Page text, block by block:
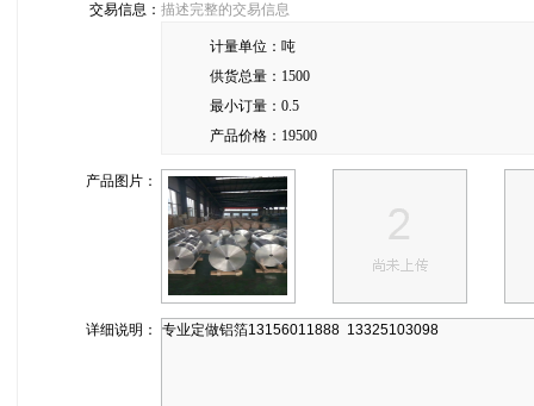
交易信息： 描述完整的交易信息
计量单位： 吨
供货总量： 1500
最小订量： 0.5
产品价格： 19500
产品图片：
详细说明：